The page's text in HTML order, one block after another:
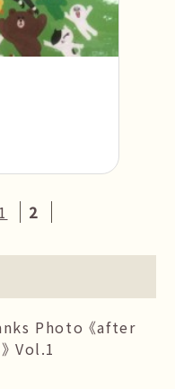
1 2
Photo 《after
Vol.1